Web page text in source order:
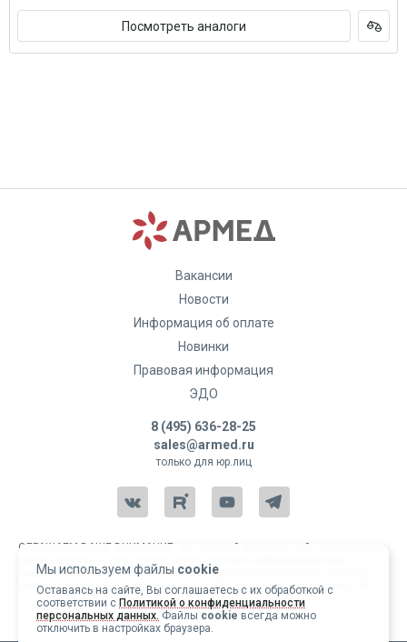
Посмотреть аналоги
Мы используем файлы cookie
Оставаясь на сайте, Вы соглашаетесь с их обработкой с
соответствии с Политикой о конфиденциальности
персональных данных. Файлы cookie всегда можно
отключить в настройках браузера.
Вакансии
Новости
Информация об оплате
Новинки
Правовая информация
ЭДО
8 (495) 636-28-25
sales@armed.ru
только для юр.лиц
ОБРАЩАЕМ ВАШЕ ВНИМАНИЕ, что данный интернет-сайт и материалы,
характер и ни при каких условиях не являются публичной офертой,
определяемой положениями статьи 437 Гражданского кодекса РФ.
Copyright 2004-2026 © Армед